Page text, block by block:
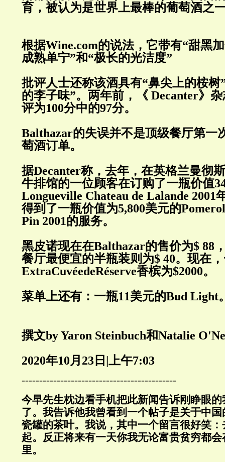
育，被认为是世界上最棒的葡萄酒之
根据Wine.com的说法，它带有“甜黑
成熟单宁”和“极长的光洁度”
批评人士还称该酒具有“鼻尖上的桉树
的李子味”。两年前，《 Decanter》
评为100分中的97分。
Balthazar的失误并不是顶级餐厅第一
萄酒订单。
据Decanter称，去年，在英格兰曼彻
牛排馆的一位顾客在订购了一瓶价值
Longueville Chateau de Lalande 2001
得到了一瓶价值为5,800美元的Pomerol
Pin 2001的服务。
黑皮诺现在在Balthazar的售价为$ 88
餐厅最便宜的半瓶装则为$ 40。现在
ExtraCuvéedeRéserve香槟为$2000。
菜单上还有：一瓶11美元的Bud Light
撰文by Yaron Steinbuch和Natalie
2020年10月 23 日 |上午7:03
--------------------------------------------
今早先生枕边看手机把此新闻告诉刚睁眼
了。我告诉他我曾看到一个帖子是关于中
瓷罐的茶叶。我说，其中一个留言很好笑
起。反正将来有一天你我无论富贵贫穷都
里。